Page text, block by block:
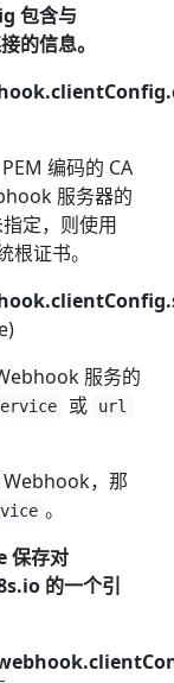
包含与
的信息。
编码的 CA
服务器的
定，则使用
根证书。
服务的
或 url
，那
。
保存对
的一个引